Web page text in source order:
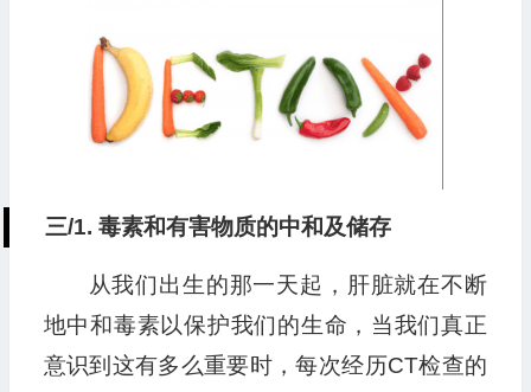
三/1. 毒素和有害物质的中和及储存
从我们出生的那一天起，肝脏就在不断
地中和毒素以保护我们的生命，当我们真正
意识到这有多么重要时，每次经历CT检查的